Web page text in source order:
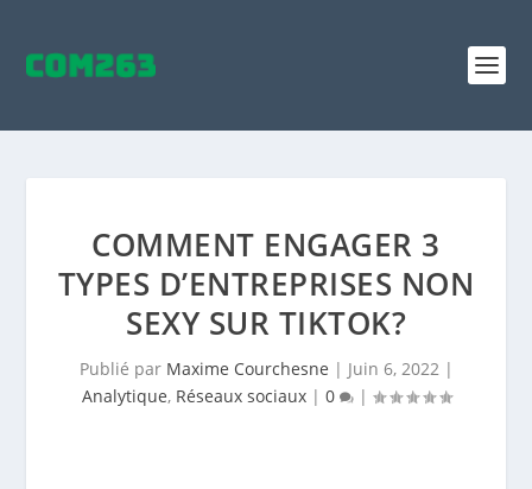
COMMENT ENGAGER 3
TYPES D’ENTREPRISES NON
SEXY SUR TIKTOK?
Publié par Maxime Courchesne | Juin 6, 2022|
Analytique, Réseaux sociaux| 0 |